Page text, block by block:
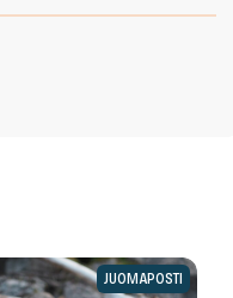
JUOMAPOSTI